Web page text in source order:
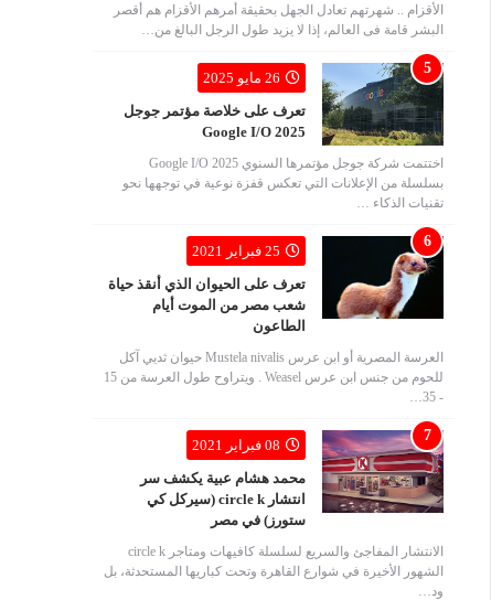
الأقزام .. شهرتهم تعادل الجهل بحقيقة أمرهم الأقزام هم أقصر
البشر قامة فى العالم، إذا لا يزيد طول الرجل البالغ من…
26 مايو 2025
تعرف على خلاصة مؤتمر جوجل
Google I/O 2025
اختتمت شركة جوجل مؤتمرها السنوي Google I/O 2025
بسلسلة من الإعلانات التي تعكس قفزة نوعية في توجهها نحو
تقنيات الذكاء …
25 فبراير 2021
تعرف على الحيوان الذي أنقذ حياة
شعب مصر من الموت أيام
الطاعون
العرسة المصرية أو ابن عرس Mustela nivalis حيوان ثديي آكل
للحوم من جنس ابن عرس Weasel . ويتراوح طول العرسة من 15
- 35…
08 فبراير 2021
محمد هشام عبية يكشف سر
انتشار circle k (سيركل كي
ستورز) في مصر
الشهور الأخيرة في شوارع القاهرة وتحت كباريها المستحدثة، بل
ود…